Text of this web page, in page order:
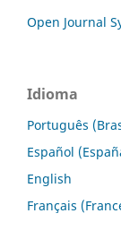
Open Journal
Idioma
Português
Español
English
Français